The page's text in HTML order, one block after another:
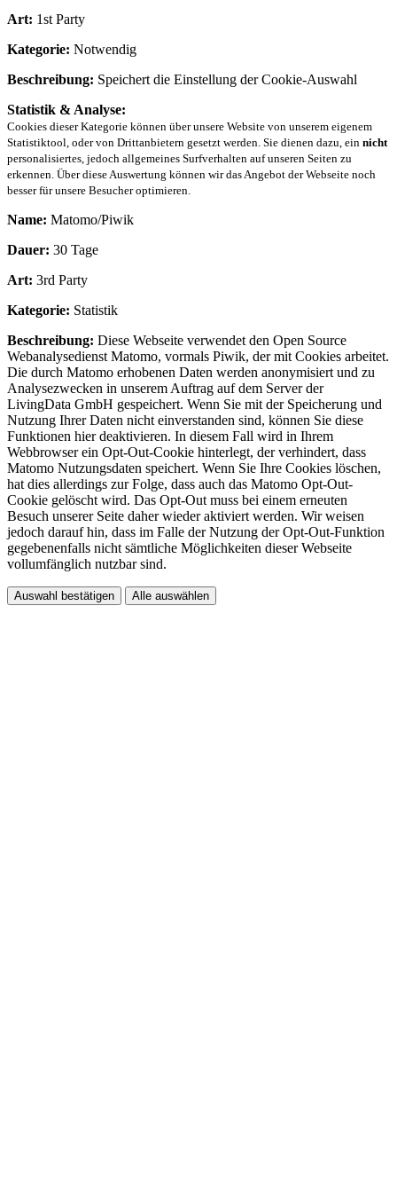
Art: 1st Party
Kategorie: Notwendig
Beschreibung: Speichert die Einstellung der Cookie-Auswahl
Statistik & Analyse:
Cookies dieser Kategorie können über unsere Website von unserem eigenem
Statistiktool, oder von Drittanbietern gesetzt werden. Sie dienen dazu, ein nicht
personalisiertes, jedoch allgemeines Surfverhalten auf unseren Seiten zu
erkennen. Über diese Auswertung können wir das Angebot der Webseite noch
besser für unsere Besucher optimieren.
Name: Matomo/Piwik
Dauer: 30 Tage
Art: 3rd Party
Kategorie: Statistik
Beschreibung: Diese Webseite verwendet den Open Source
Webanalysedienst Matomo, vormals Piwik, der mit Cookies arbeitet.
Die durch Matomo erhobenen Daten werden anonymisiert und zu
Analysezwecken in unserem Auftrag auf dem Server der
LivingData GmbH gespeichert. Wenn Sie mit der Speicherung und
Nutzung Ihrer Daten nicht einverstanden sind, können Sie diese
Funktionen hier deaktivieren. In diesem Fall wird in Ihrem
Webbrowser ein Opt-Out-Cookie hinterlegt, der verhindert, dass
Matomo Nutzungsdaten speichert. Wenn Sie Ihre Cookies löschen,
hat dies allerdings zur Folge, dass auch das Matomo Opt-Out-
Cookie gelöscht wird. Das Opt-Out muss bei einem erneuten
Besuch unserer Seite daher wieder aktiviert werden. Wir weisen
jedoch darauf hin, dass im Falle der Nutzung der Opt-Out-Funktion
gegebenenfalls nicht sämtliche Möglichkeiten dieser Webseite
vollumfänglich nutzbar sind.
Auswahl bestätigen Alle auswählen